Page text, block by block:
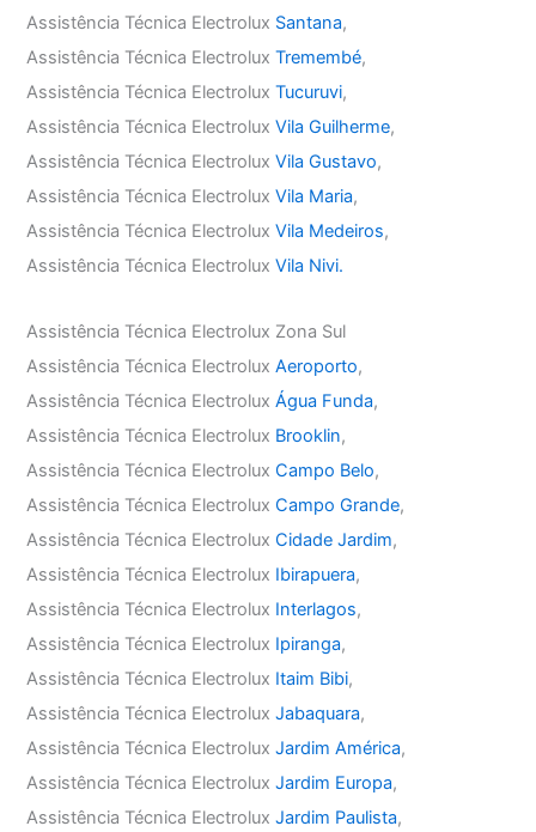
Assistência Técnica Electrolux Santana,
Assistência Técnica ElectroluxTremembé,
Assistência Técnica ElectroluxTucuruvi,
Assistência Técnica ElectroluxVila Guilherme,
Assistência Técnica ElectroluxVila Gustavo,
Assistência Técnica ElectroluxVila Maria,
Assistência Técnica ElectroluxVila Medeiros,
Assistência Técnica ElectroluxVila Nivi.
Assistência Técnica Electrolux Zona Sul
Assistência Técnica ElectroluxAeroporto,
Assistência Técnica ElectroluxÁgua Funda,
Assistência Técnica Electrolux Brooklin,
Assistência Técnica ElectroluxCampo Belo,
Assistência Técnica ElectroluxCampo Grande,
Assistência Técnica ElectroluxCidade Jardim,
Assistência Técnica Electrolux Ibirapuera,
Assistência Técnica Electrolux Interlagos,
Assistência Técnica Electrolux Ipiranga,
Assistência Técnica Electrolux Itaim Bibi,
Assistência Técnica ElectroluxJabaquara,
Assistência Técnica ElectroluxJardim América,
Assistência Técnica ElectroluxJardim Europa,
Assistência Técnica ElectroluxJardim Paulista,